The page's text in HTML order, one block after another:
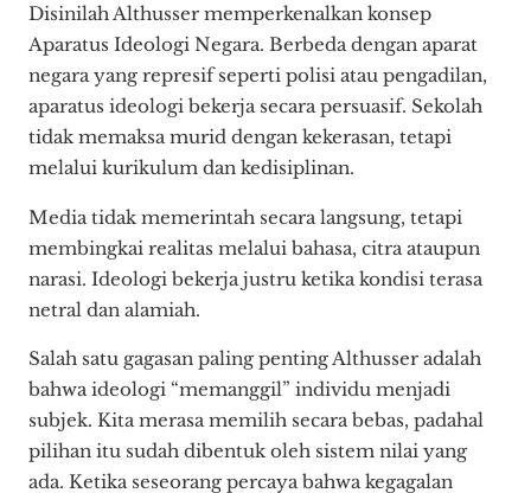
Disinilah Althusser memperkenalkan konsep
Aparatus Ideologi Negara. Berbeda dengan aparat
negara yang represif seperti polisi atau pengadilan,
aparatus ideologi bekerja secara persuasif. Sekolah
tidak memaksa murid dengan kekerasan, tetapi
melalui kurikulum dan kedisiplinan.
Media tidak memerintah secara langsung, tetapi
membingkai realitas melalui bahasa, citra ataupun
narasi. Ideologi bekerja justru ketika kondisi terasa
netral dan alamiah.
Salah satu gagasan paling penting Althusser adalah
bahwa ideologi “memanggil” individu menjadi
subjek. Kita merasa memilih secara bebas, padahal
pilihan itu sudah dibentuk oleh sistem nilai yang
ada. Ketika seseorang percaya bahwa kegagalan